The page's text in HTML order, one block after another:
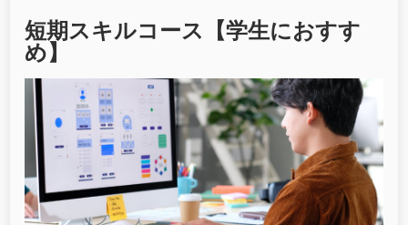
短期スキルコース【学生におすす
め】